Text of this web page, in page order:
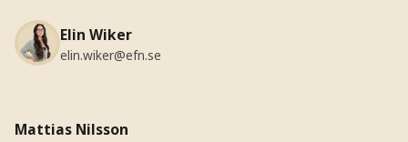
Elin Wiker
elin.wiker@efn.se
Mattias Nilsson